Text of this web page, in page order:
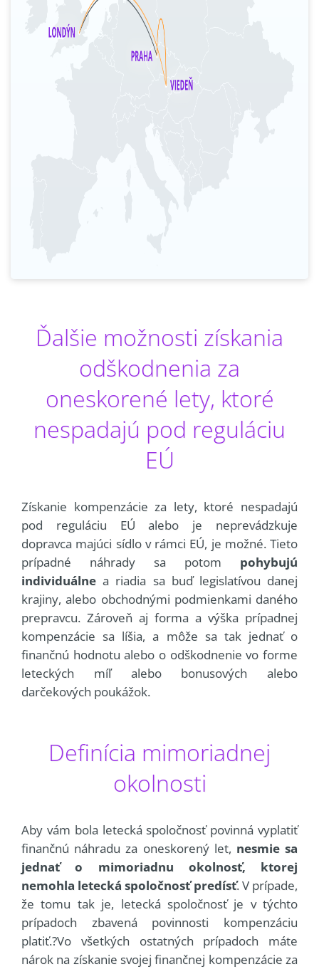
Ďalšie možnosti získania
odškodnenia za
oneskorené lety, ktoré
nespadajú pod reguláciu
EÚ
Získanie kompenzácie za lety, ktoré nespadajú
pod reguláciu EÚ alebo je neprevádzkuje
dopravca majúci sídlo v rámci EÚ, je možné. Tieto
prípadné náhrady sa potom pohybujú
individuálne a riadia sa buď legislatívou danej
krajiny, alebo obchodnými podmienkami daného
prepravcu. Zároveň aj forma a výška prípadnej
kompenzácie sa líšia, a môže sa tak jednať o
finančnú hodnotu alebo o odškodnenie vo forme
leteckých míľ alebo bonusových alebo
darčekových poukážok.
Definícia mimoriadnej
okolnosti
Aby vám bola letecká spoločnosť povinná vyplatiť
finančnú náhradu za oneskorený let, nesmie sa
jednať o mimoriadnu okolnosť, ktorej
nemohla letecká spoločnosť predísť. V prípade,
že tomu tak je, letecká spoločnosť je v týchto
prípadoch zbavená povinnosti kompenzáciu
platiť.?Vo všetkých ostatných prípadoch máte
nárok na získanie svojej finančnej kompenzácie za